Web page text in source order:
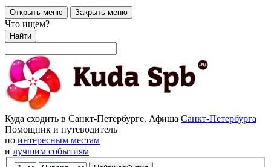
Открыть меню Закрыть меню
Что ищем?
Найти
Куда сходить в Санкт-Петербурге. Афиша Санкт-Петербурга
Помощник и путеводитель
по интересным местам
и лучшим событиям